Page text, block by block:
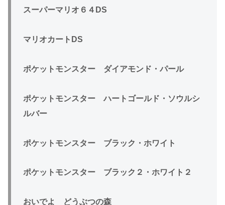
スーパーマリオ６４DS
マリオカートDS
ポケットモンスター ダイアモンド・パール
ポケットモンスター ハートゴールド・ソウルシ
ルバー
ポケットモンスター ブラック・ホワイト
ポケットモンスター ブラック２・ホワイト２
おいでよ どうぶつの森